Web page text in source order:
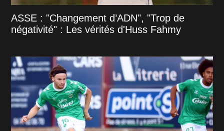
ASSE : "Changement d’ADN", "Trop de
négativité" : Les vérités d'Huss Fahmy